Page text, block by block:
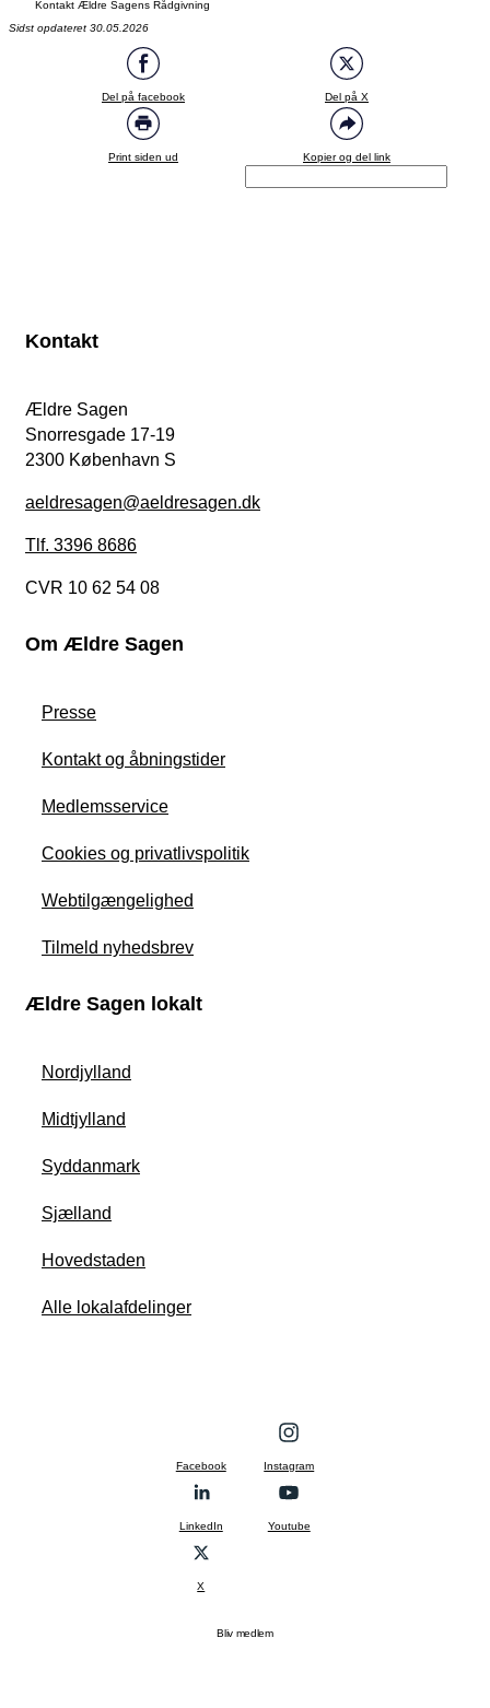
Kontakt Ældre Sagens Rådgivning
Sidst opdateret 30.05.2026
Del på facebook Del på X
Print siden ud Kopier og del link
Kontakt
Ældre Sagen
Snorresgade 17-19
2300 København S
aeldresagen@aeldresagen.dk
Tlf. 3396 8686
CVR 10 62 54 08
Om Ældre Sagen
Presse
Kontakt og åbningstider
Medlemsservice
Cookies og privatlivspolitik
Webtilgængelighed
Tilmeld nyhedsbrev
Ældre Sagen lokalt
Nordjylland
Midtjylland
Syddanmark
Sjælland
Hovedstaden
Alle lokalafdelinger
Facebook Instagram
LinkedIn Youtube
X
Bliv medlem